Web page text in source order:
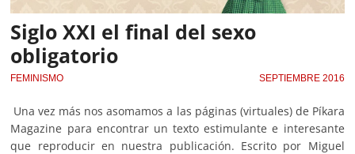
Siglo XXI el final del sexo
obligatorio
FEMINISMO SEPTIEMBRE 2016
Una vez más nos asomamos a las páginas (virtuales) de Píkara
Magazine para encontrar un texto estimulante e interesante
que reproducir en nuestra publicación. Escrito por Miguel